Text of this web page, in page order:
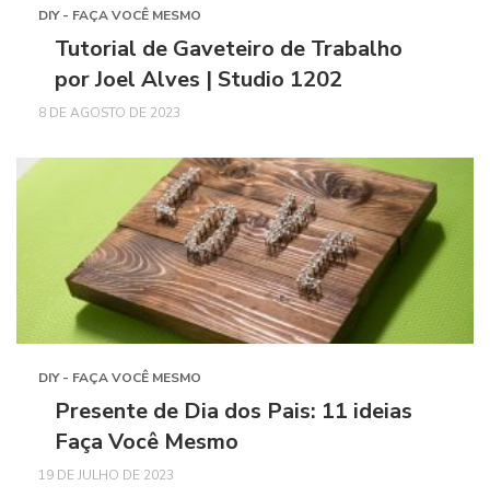
DIY - FAÇA VOCÊ MESMO
Tutorial de Gaveteiro de Trabalho
por Joel Alves | Studio 1202
8 DE AGOSTO DE 2023
DIY - FAÇA VOCÊ MESMO
Presente de Dia dos Pais: 11 ideias
Faça Você Mesmo
19 DE JULHO DE 2023